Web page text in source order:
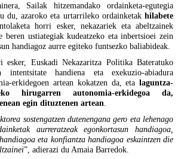
Sailak hitzemandako ordainketa-egutegia
du, azaroko eta urtarrileko ordainketak hilabete
horri esker, nekazariek eta abeltzainek
beren ustiategiak kudeatzeko eta inbertsioei zein
handiagoz aurre egiteko funtsezko baliabideak.
esker, Euskadi Nekazaritza Politika Bateratuko
intentsitate handiena eta exekuzio-abiadura
erkidegoen artean kokatzen da, eta laguntza-
hirugarren autonomia-erkidegoa da,
egin dituztenen artean.
sostengatzen dutenengana gero eta lehenago
aurreratzeak egonkortasun handiagoa,
eta konfiantza handiagoa eskaintzen die
”, adierazi du Amaia Barredok.